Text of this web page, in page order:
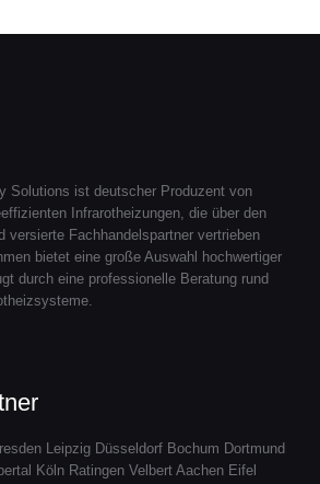
Solutions ist deutscher Produzent von
Infrarotheizungen, die über den
versierte Fachhandelspartner vertrieben
bietet eine große Auswahl hochwertiger
durch eine professionelle Beratung rund
Leipzig Düsseldorf Bochum Dortmund
Köln Ratingen Velbert Aachen Eifel